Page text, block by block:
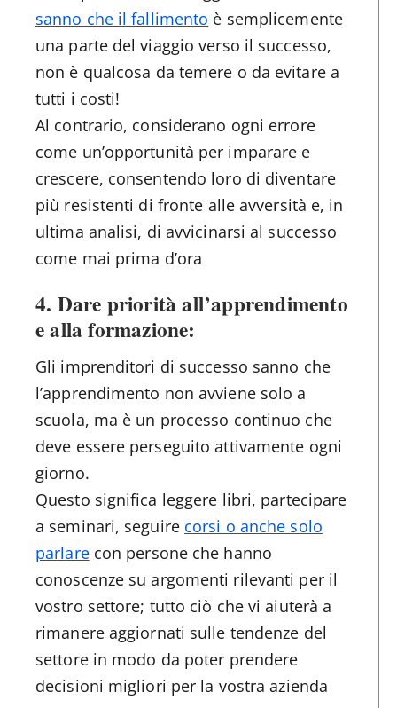
sanno che il fallimento è semplicemente
una parte del viaggio verso il successo,
non è qualcosa da temere o da evitare a
tutti i costi!
Al contrario, considerano ogni errore
come un’opportunità per imparare e
crescere, consentendo loro di diventare
più resistenti di fronte alle avversità e, in
ultima analisi, di avvicinarsi al successo
come mai prima d’ora
4. Dare priorità all’apprendimento
e alla formazione:
Gli imprenditori di successo sanno che
l’apprendimento non avviene solo a
scuola, ma è un processo continuo che
deve essere perseguito attivamente ogni
giorno.
Questo significa leggere libri, partecipare
a seminari, seguire corsi o anche solo
parlarecon persone che hanno
conoscenze su argomenti rilevanti per il
vostro settore; tutto ciò che vi aiuterà a
rimanere aggiornati sulle tendenze del
settore in modo da poter prendere
decisioni migliori per la vostra azienda